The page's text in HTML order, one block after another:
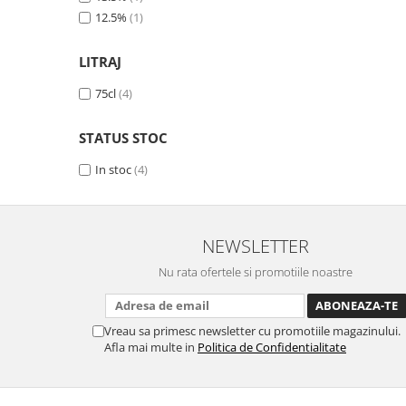
12.5% (1)
LITRAJ
75cl(4)
STATUS STOC
In stoc(4)
NEWSLETTER
Nu rata ofertele si promotiile noastre
Vreau sa primesc newsletter cu promotiile magazinului.
Afla mai multe in Politica de Confidentialitate